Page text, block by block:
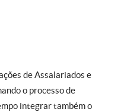
de Assalariados e
o processo de
integrar também o